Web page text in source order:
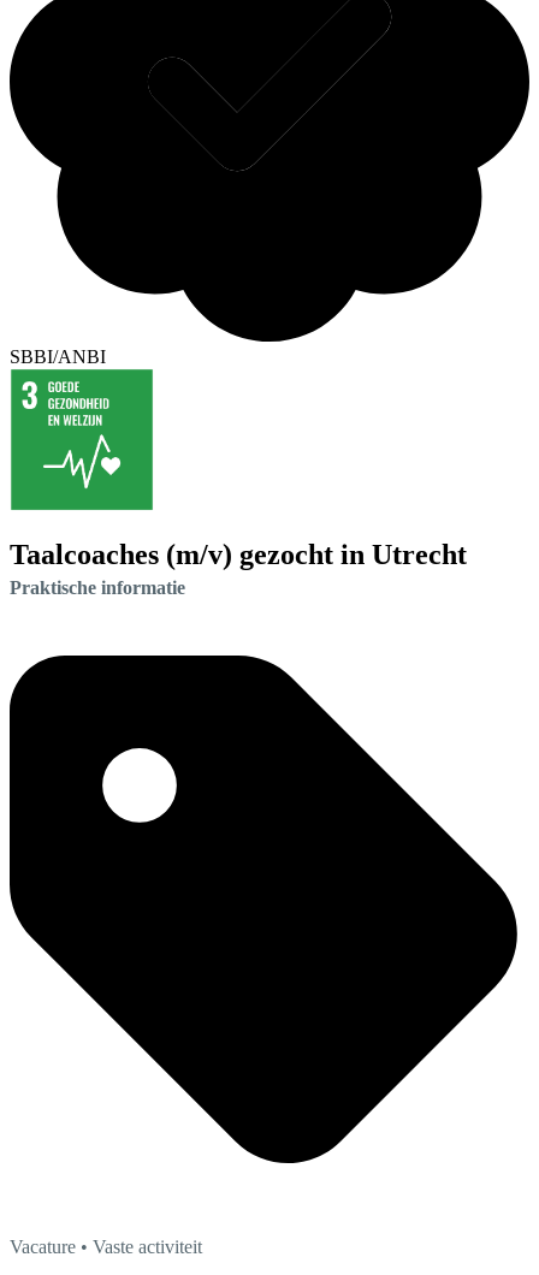
SBBI/ANBI
Taalcoaches (m/v) gezocht in Utrecht
Praktische informatie
Vacature • Vaste activiteit